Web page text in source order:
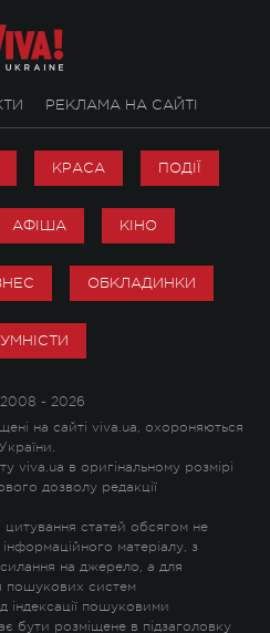
РЕКЛАМА НА САЙТІ
КРАСА ПОДІЇ
АФІША КІНО
ОБКЛАДИНКИ
- 2026
на сайті viva.ua, охороняються
viva.ua в оригінальному розмірі
дозволу редакції
цитування статей обсягом не
матеріалу, з
на джерело, а для
пошукових систем
індексації пошуковими
бути розміщене в підзаголовку